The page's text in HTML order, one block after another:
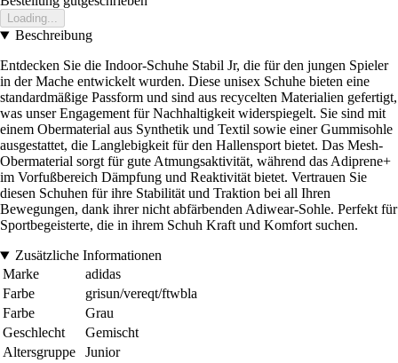
Loading...
Beschreibung
Entdecken Sie die Indoor-Schuhe Stabil Jr, die für den jungen Spieler
in der Mache entwickelt wurden. Diese unisex Schuhe bieten eine
standardmäßige Passform und sind aus recycelten Materialien gefertigt,
was unser Engagement für Nachhaltigkeit widerspiegelt. Sie sind mit
einem Obermaterial aus Synthetik und Textil sowie einer Gummisohle
ausgestattet, die Langlebigkeit für den Hallensport bietet. Das Mesh-
Obermaterial sorgt für gute Atmungsaktivität, während das Adiprene+
im Vorfußbereich Dämpfung und Reaktivität bietet. Vertrauen Sie
diesen Schuhen für ihre Stabilität und Traktion bei all Ihren
Bewegungen, dank ihrer nicht abfärbenden Adiwear-Sohle. Perfekt für
Sportbegeisterte, die in ihrem Schuh Kraft und Komfort suchen.
Zusätzliche Informationen
Marke
adidas
Farbe
grisun/vereqt/ftwbla
Farbe
Grau
Geschlecht
Gemischt
Altersgruppe
Junior